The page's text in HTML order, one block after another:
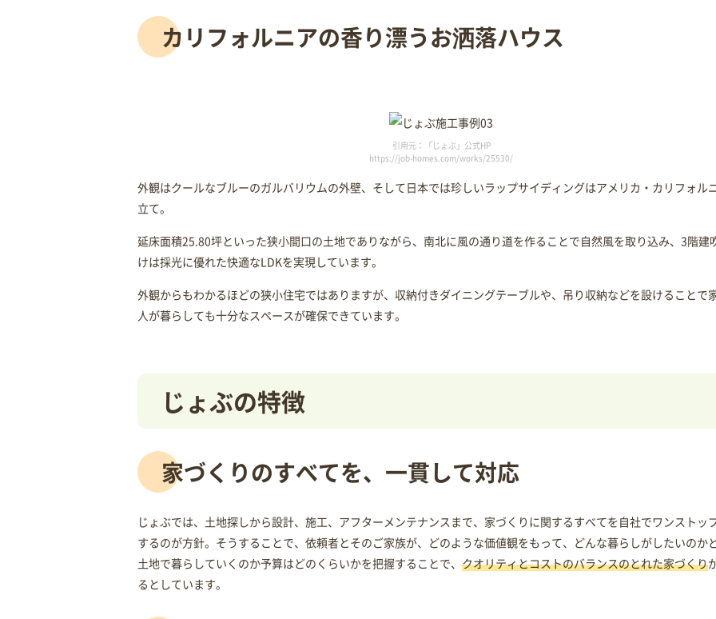
カリフォルニアの香り漂うお洒落ハウス
引用元：「じょぶ」公式HP
https://job-homes.com/works/25530/
外観はクールなブルーのガルバリウムの外壁、そして日本では珍しいラップサイディングはアメリカ・カリフォル
立て。
延床面積25.80坪といった狭小間口の土地でありながら、南北に風の通り道を作ることで自然風を取り込み、3階建
けは採光に優れた快適なLDKを実現しています。
外観からもわかるほどの狭小住宅ではありますが、収納付きダイニングテーブルや、吊り収納などを設けることで
人が暮らしても十分なスペースが確保できています。
じょぶの特徴
家づくりのすべてを、一貫して対応
じょぶでは、土地探しから設計、施工、アフターメンテナンスまで、家づくりに関するすべてを自社でワンストッ
するのが方針。そうすることで、依頼者とそのご家族が、どのような価値観をもって、どんな暮らしがしたいのか
土地で暮らしていくのか予算はどのくらいかを把握することで、 クオリティとコストのバランスのとれた家づくり
るとしています。